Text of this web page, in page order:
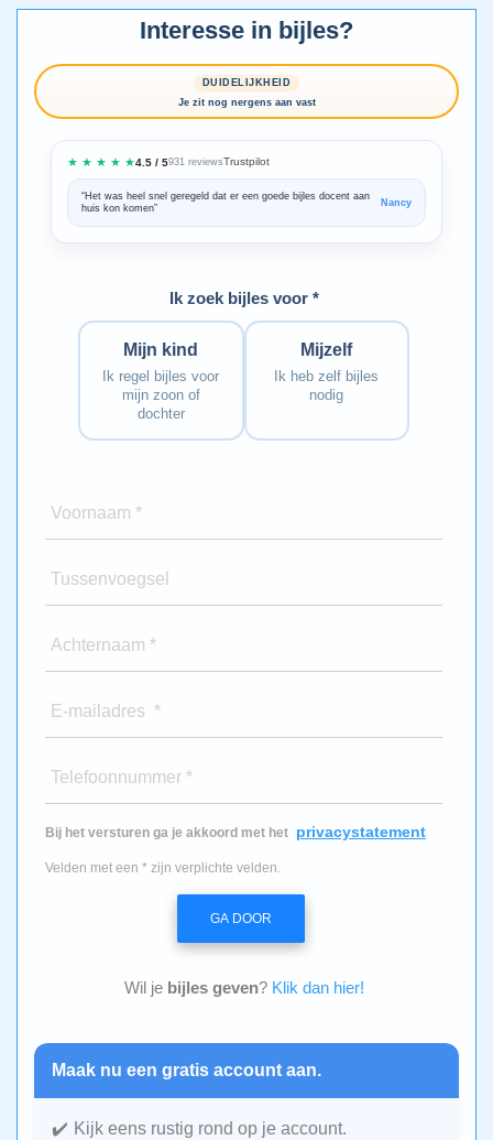
Interesse in bijles?
DUIDELIJKHEID
Je zit nog nergens aan vast
★ ★ ★ ★ ★4.5 / 5931 reviewsTrustpilot
“Het was heel snel geregeld dat er een goede bijles docent aan
huis kon komen”
Nancy
Ik zoek bijles voor *
Mijn kind
Ik regel bijles voor
mijn zoon of
dochter
Mijzelf
Ik heb zelf bijles
nodig
Voornaam *
Tussenvoegsel
Achternaam *
E-mailadres *
Telefoonnummer *
Bij het versturen ga je akkoord met het privacystatement
Velden met een * zijn verplichte velden.
GA DOOR
Wil je bijles geven? Klik dan hier!
Maak nu een gratis account aan.
Kijk eens rustig rond op je account.